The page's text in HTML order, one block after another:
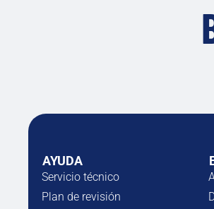
AYUDA
Servicio técnico
Plan de revisión